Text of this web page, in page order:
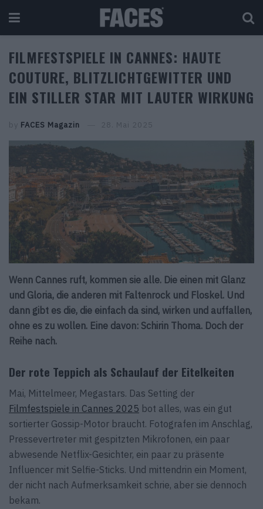
FILMFESTSPIELE IN CANNES: HAUTE
COUTURE, BLITZLICHTGEWITTER UND
EIN STILLER STAR MIT LAUTER WIRKUNG
by FACES Magazin 28. Mai 2025
Wenn Cannes ruft, kommen sie alle. Die einen mit Glanz
und Gloria, die anderen mit Faltenrock und Floskel. Und
dann gibt es die, die einfach da sind, wirken und auffallen,
ohne es zu wollen. Eine davon: Schirin Thoma. Doch der
Reihe nach.
Der rote Teppich als Schaulauf der Eitelkeiten
Mai, Mittelmeer, Megastars. Das Setting der
Filmfestspiele in Cannes 2025 bot alles, was ein gut
sortierter Gossip-Motor braucht. Fotografen im Anschlag,
Pressevertreter mit gespitzten Mikrofonen, ein paar
abwesende Netflix-Gesichter, ein paar zu präsente
Influencer mit Selfie-Sticks. Und mittendrin ein Moment,
der nicht nach Aufmerksamkeit schrie, aber sie dennoch
bekam.